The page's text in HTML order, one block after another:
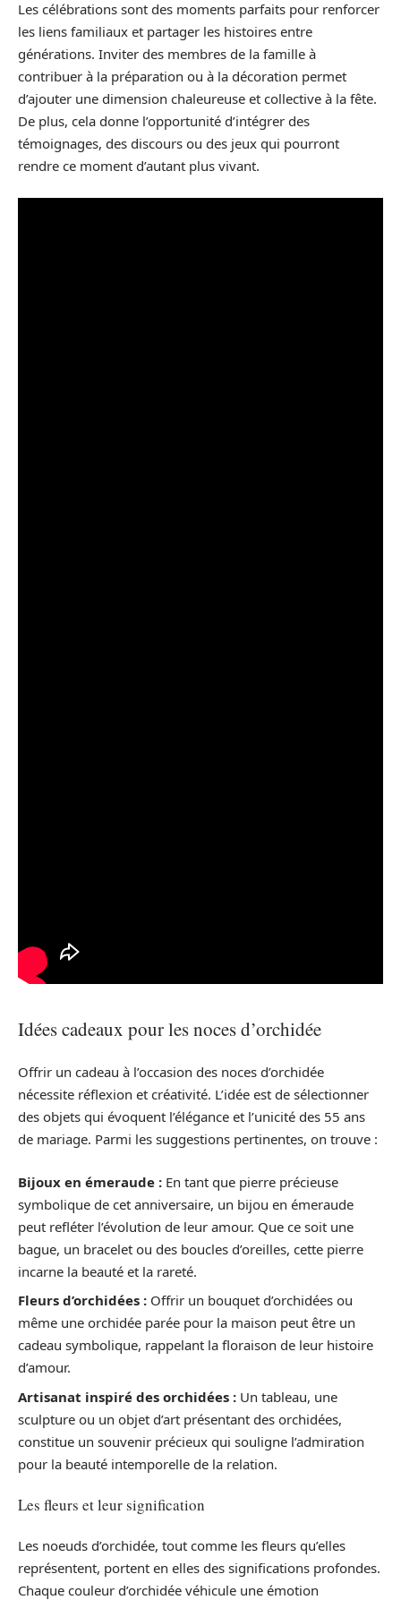
Les célébrations sont des moments parfaits pour renforcer
les liens familiaux et partager les histoires entre
générations. Inviter des membres de la famille à
contribuer à la préparation ou à la décoration permet
d’ajouter une dimension chaleureuse et collective à la fête.
De plus, cela donne l’opportunité d’intégrer des
témoignages, des discours ou des jeux qui pourront
rendre ce moment d’autant plus vivant.
Idées cadeaux pour les noces d’orchidée
Offrir un cadeau à l’occasion des noces d’orchidée
nécessite réflexion et créativité. L’idée est de sélectionner
des objets qui évoquent l’élégance et l’unicité des 55 ans
de mariage. Parmi les suggestions pertinentes, on trouve :
Bijoux en émeraude : En tant que pierre précieuse
symbolique de cet anniversaire, un bijou en émeraude
peut refléter l’évolution de leur amour. Que ce soit une
bague, un bracelet ou des boucles d’oreilles, cette pierre
incarne la beauté et la rareté.
Fleurs d’orchidées : Offrir un bouquet d’orchidées ou
même une orchidée parée pour la maison peut être un
cadeau symbolique, rappelant la floraison de leur histoire
d’amour.
Artisanat inspiré des orchidées : Un tableau, une
sculpture ou un objet d’art présentant des orchidées,
constitue un souvenir précieux qui souligne l’admiration
pour la beauté intemporelle de la relation.
Les fleurs et leur signification
Les noeuds d’orchidée, tout comme les fleurs qu’elles
représentent, portent en elles des significations profondes.
Chaque couleur d’orchidée véhicule une émotion